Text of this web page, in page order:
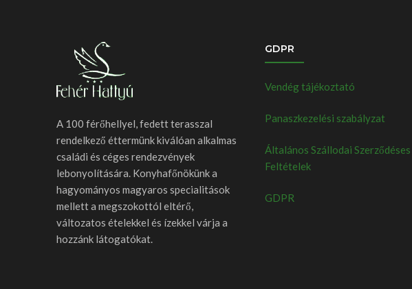
A 100 férőhellyel, fedett terasszal
rendelkező éttermünk kiválóan alkalmas
családi és céges rendezvények
lebonyolítására. Konyhafőnökünk a
hagyományos magyaros specialitások
mellett a megszokottól eltérő,
változatos ételekkel és ízekkel várja a
hozzánk látogatókat.
GDPR
Vendég tájékoztató
Panaszkezelési szabályzat
Általános Szállodai Szerződéses
Feltételek
GDPR